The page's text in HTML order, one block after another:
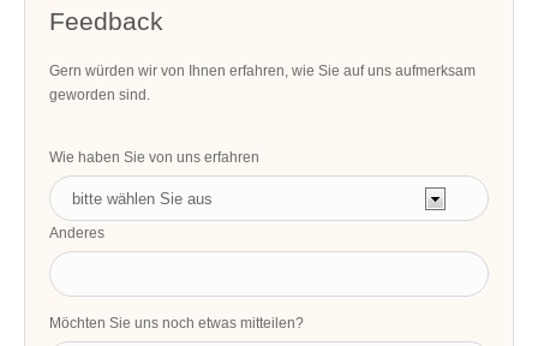
Feedback
Gern würden wir von Ihnen erfahren, wie Sie auf uns aufmerksam
geworden sind.
Wie haben Sie von uns erfahren
Anderes
Möchten Sie uns noch etwas mitteilen?